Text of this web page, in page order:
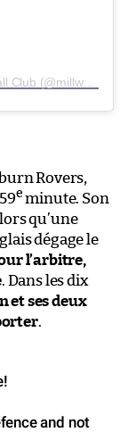
Une publication partagée par Millwall Football Club (@millwallfc)
Rovers,
e minute. Son
qu’une
dégage le
l’arbitre,
. Dans les dix
et ses deux
.
and not